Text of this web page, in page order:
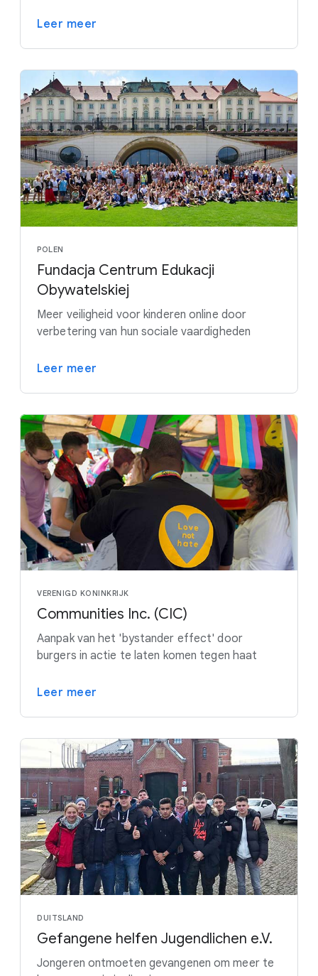
Leer meer
POLEN
Fundacja Centrum Edukacji
Obywatelskiej
Meer veiligheid voor kinderen online door
verbetering van hun sociale vaardigheden
Leer meer
VERENIGD KONINKRIJK
Communities Inc. (CIC)
Aanpak van het 'bystander effect' door
burgers in actie te laten komen tegen haat
Leer meer
DUITSLAND
Gefangene helfen Jugendlichen e.V.
Jongeren ontmoeten gevangenen om meer te